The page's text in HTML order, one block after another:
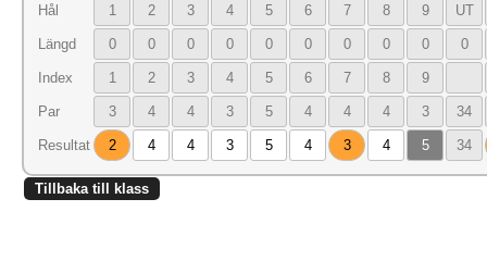
Hål 1 2 3 4 5 6 7 8 9 UT
Längd 0 0 0 0 0 0 0 0 0 0
Index 1 2 3 4 5 6 7 8 9
Par 3 4 4 3 5 4 4 4 3 34
Resultat 2 4 4 3 5 4 3 4 5 34
Tillbaka till klass